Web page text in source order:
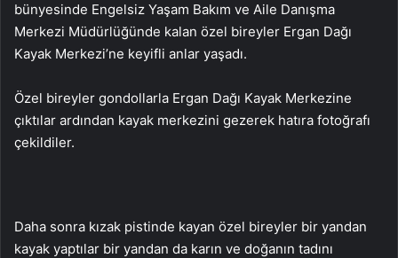
bünyesinde Engelsiz Yaşam Bakım ve Aile Danışma
Merkezi Müdürlüğünde kalan özel bireyler Ergan Dağı
Kayak Merkezi’ne keyifli anlar yaşadı.
Özel bireyler gondollarla Ergan Dağı Kayak Merkezine
çıktılar ardından kayak merkezini gezerek hatıra fotoğrafı
çekildiler.
Daha sonra kızak pistinde kayan özel bireyler bir yandan
kayak yaptılar bir yandan da karın ve doğanın tadını